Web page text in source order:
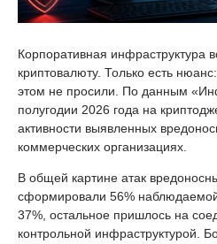
Корпоративная инфраструктура
криптовалюту. Только есть
этом не просили. По данным
полугодии 2026 года на
активности выявленных
коммерческих организациях.
В общей картине атак
сформировали 56%
37%, остальное пришлось на
контрольной инфраструктурой.